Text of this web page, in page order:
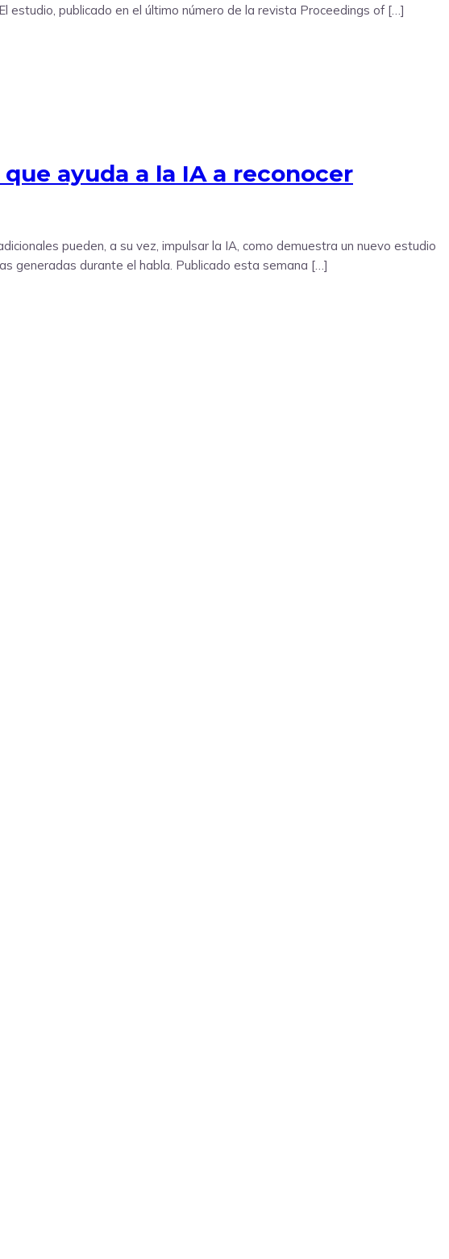
publicado en el último número de la revista Proceedings of […]
ayuda a la IA a reconocer
pueden, a su vez, impulsar la IA, como demuestra un nuevo estudio
generadas durante el habla. Publicado esta semana […]